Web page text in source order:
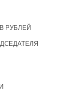
РУБЛЕЙ